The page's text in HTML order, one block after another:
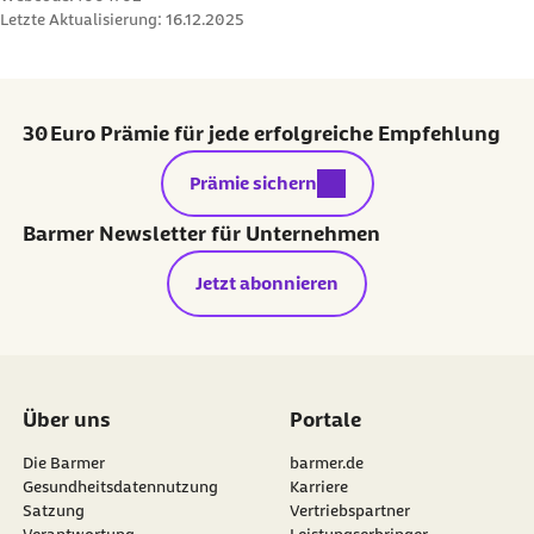
Letzte Aktualisierung: 16.12.2025
30 Euro Prämie für jede erfolgreiche Empfehlung
externer Link:
Prämie sichern
Barmer Newsletter für Unternehmen
Jetzt abonnieren
Über uns
Die Barmer
Gesundheitsdatennutzung
Satzung
Portale
barmer.de
Karriere
Vertriebspartner